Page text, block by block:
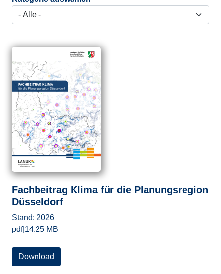
Fachbeitrag Klima für die Planungsregion
Düsseldorf
Stand: 2026
pdf| 14.25 MB
Download